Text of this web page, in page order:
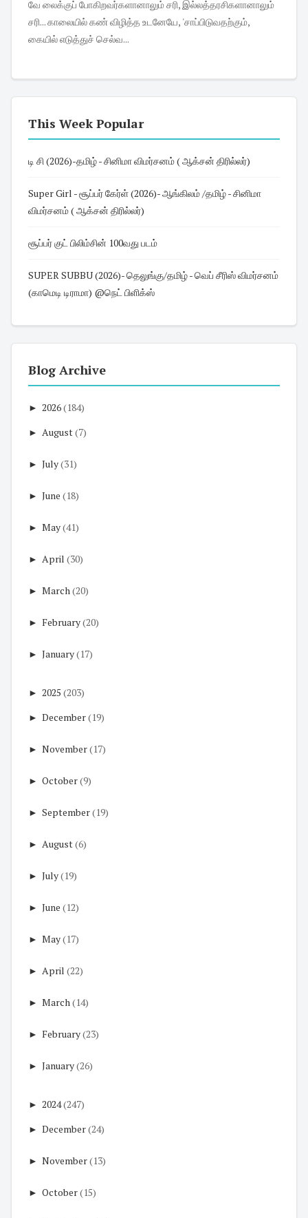
வே லைக்குப் போகிறவர்களானாலும் சரி, இல்லத்தரசிகளானாலும்
சரி... காலையில் கண் விழித்த உடனேயே, 'சாப்பிடுவதற்கும்,
கையில் எடுத்துச் செல்வ...
This Week Popular
டி சி (2026)-தமிழ் - சினிமா விமர்சனம் ( ஆக்சன் திரில்லர்)
Super Girl - சூப்பர் கேர்ள் (2026)- ஆங்கிலம் /தமிழ் - சினிமா
விமர்சனம் ( ஆக்சன் திரில்லர்)
சூப்பர் குட் பிலிம்சின் 100வது படம்
SUPER SUBBU (2026)- தெலுங்கு/தமிழ் - வெப் சீரிஸ் விமர்சனம்
(காமெடி டிராமா) @நெட் பிளிக்ஸ்
Blog Archive
► 2026(184)
► August(7)
► July(31)
► June (18)
► May(41)
► April (30)
► March (20)
► February(20)
► January(17)
► 2025 (203)
► December(19)
► November(17)
► October(9)
► September(19)
► August(6)
► July(19)
► June (12)
► May(17)
► April (22)
► March (14)
► February(23)
► January(26)
► 2024(247)
► December(24)
► November(13)
► October(15)